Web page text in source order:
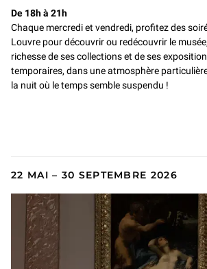
De 18h à 21h
Chaque mercredi et vendredi, profitez des
Louvre pourdécouvrir ou redécouvrir le
richesse de ses collections et de ses
temporaires, dans une atmosphère
la nuit où le temps semble suspendu !
22 MAI – 30 SEPTEMBRE 2026